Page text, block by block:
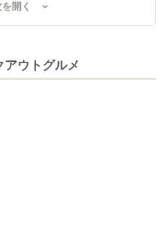
を開く
アウトグルメ